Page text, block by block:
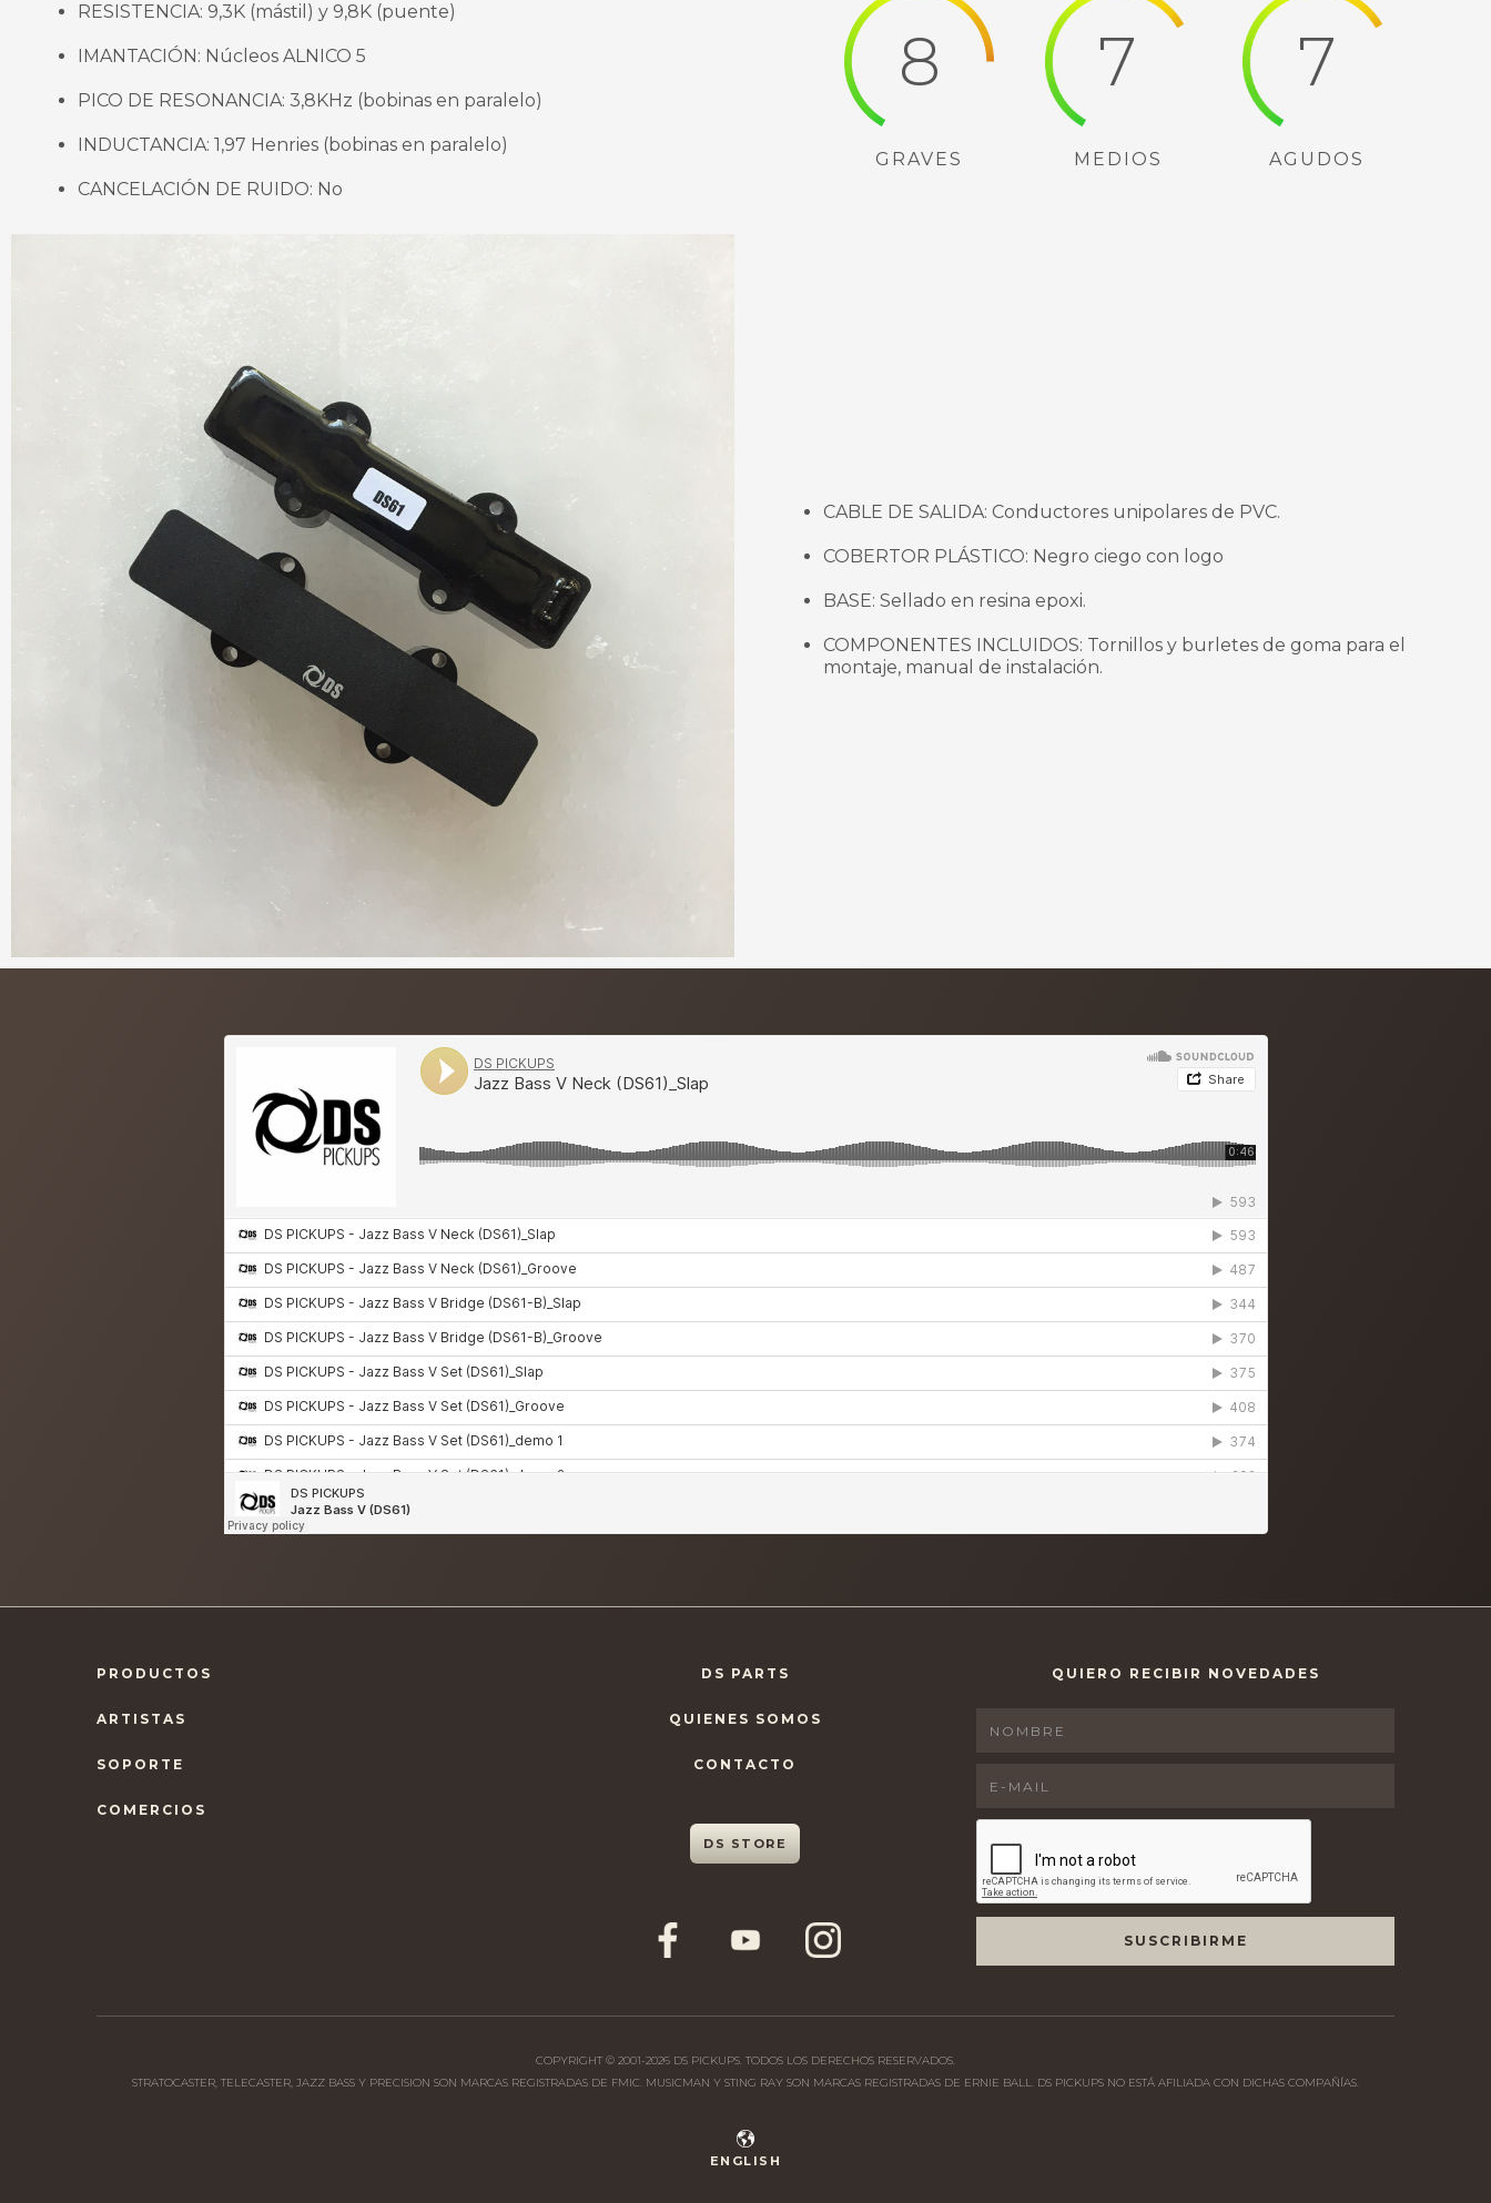
RESISTENCIA: 9,3K (mástil) y 9,8K (puente)
IMANTACIÓN: Núcleos ALNICO 5
PICO DE RESONANCIA: 3,8KHz (bobinas en paralelo)
INDUCTANCIA: 1,97 Henries (bobinas en paralelo)
CANCELACIÓN DE RUIDO: No
8
GRAVES
7
MEDIOS
7
AGUDOS
CABLE DE SALIDA: Conductores unipolares de PVC.
COBERTOR PLÁSTICO: Negro ciego con logo
BASE: Sellado en resina epoxi.
COMPONENTES INCLUIDOS: Tornillos y burletes de goma para el
montaje, manual de instalación.
PRODUCTOS
ARTISTAS
SOPORTE
COMERCIOS
DS PARTS
QUIENES SOMOS
CONTACTO
DS STORE
QUIERO RECIBIR NOVEDADES
COPYRIGHT © 2001-2026 DS PICKUPS. TODOS LOS DERECHOS RESERVADOS.
STRATOCASTER, TELECASTER, JAZZ BASS Y PRECISION SON MARCAS REGISTRADAS DE FMIC. MUSICMAN Y STING RAY SON MARCAS REGISTRADAS DE ERNIE BALL. DS PICKUPS NO ESTÁ AFILIADA CON DICHAS COMPAÑÍAS.
ENGLISH